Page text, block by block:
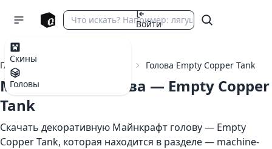
Скины
Головы
Войти
Главная Голова Empty Copper Tank
Майнкрафт голова — Empty Copper
Tank
Скачать декоративную Майнкрафт голову — Empty
Copper Tank, которая находится в разделе — machine-